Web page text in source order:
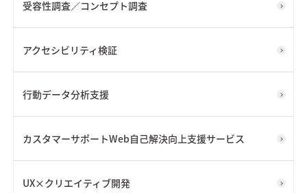
受容性調査／コンセプト調査
アクセシビリティ検証
行動データ分析支援
カスタマーサポートWeb自己解決向上支援サービス
UX×クリエイティブ開発